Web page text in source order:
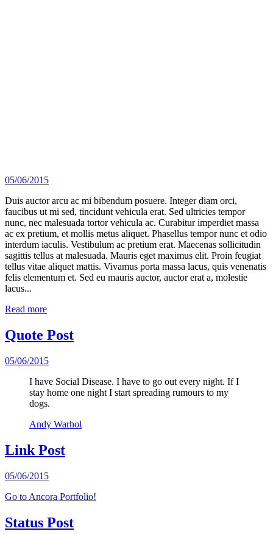
05/06/2015
Duis auctor arcu ac mi bibendum posuere. Integer diam orci,
faucibus ut mi sed, tincidunt vehicula erat. Sed ultricies tempor
nunc, nec malesuada tortor vehicula ac. Curabitur imperdiet massa
ac ex pretium, et mollis metus aliquet. Phasellus tempor nunc et odio
interdum iaculis. Vestibulum ac pretium erat. Maecenas sollicitudin
sagittis tellus at malesuada. Mauris eget maximus elit. Proin feugiat
tellus vitae aliquet mattis. Vivamus porta massa lacus, quis venenatis
felis elementum et. Sed eu mauris auctor, auctor erat a, molestie
lacus...
Read more
Quote Post
05/06/2015
I have Social Disease. I have to go out every night. If I
stay home one night I start spreading rumours to my
dogs.
Andy Warhol
Link Post
05/06/2015
Go to Ancora Portfolio!
Status Post